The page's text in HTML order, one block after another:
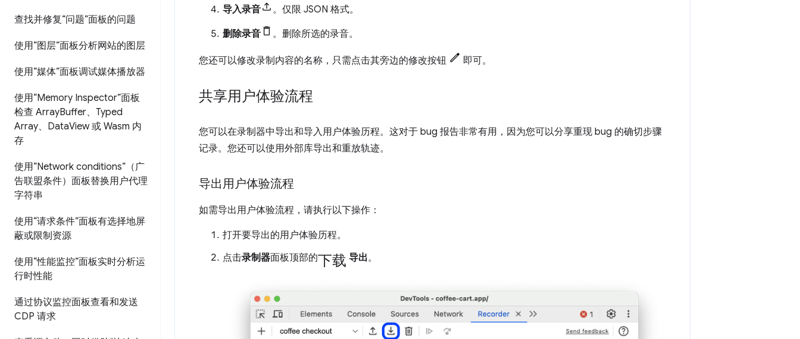
查找并修复“问题”面板的问题
使用“图层”面板分析网站的图层
使用“媒体”面板调试媒体播放器
使用“Memory Inspector”面板
检查 ArrayBuffer、Typed
Array、DataView 或 Wasm 内
存
使用“Network conditions”（广
告联盟条件）面板替换用户代理
字符串
使用“请求条件”面板有选择地屏
蔽或限制资源
使用“性能监控”面板实时分析运
行时性能
通过协议监控面板查看和发送
CDP 请求
导入录音 。仅限 JSON 格式。
删除录音 。删除所选的录音。
您还可以修改录制内容的名称，只需点击其旁边的修改按钮 即可。
共享用户体验流程
您可以在录制器中导出和导入用户体验历程。这对于 bug 报告非常有用，因为您可以分享重现 bug 的确切步骤
记录。您还可以使用外部库导出和重放轨迹。
导出用户体验流程
如需导出用户体验流程，请执行以下操作：
打开要导出的用户体验历程。
点击录制器面板顶部的下载 导出。